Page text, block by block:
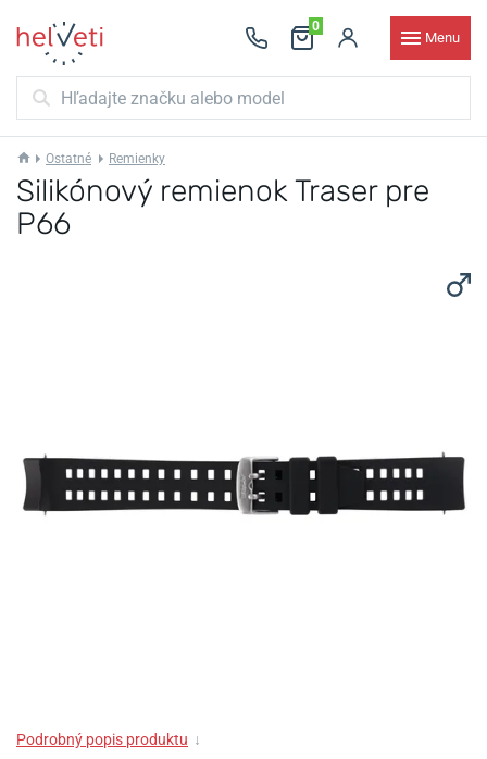
0
Menu
Ostatné Remienky
Silikónový remienok Traser pre
P66
Podrobný popis produktu ↓